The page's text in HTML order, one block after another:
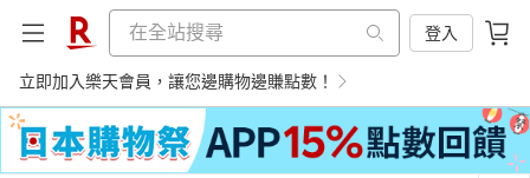
登入
立即加入樂天會員，讓您邊購物邊賺點數！